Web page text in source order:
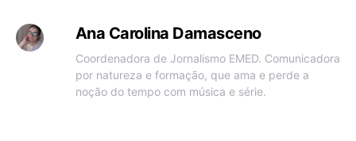
Ana Carolina Damasceno
Coordenadora de Jornalismo EMED. Comunicadora
por natureza e formação, que ama e perde a
noção do tempo com música e série.